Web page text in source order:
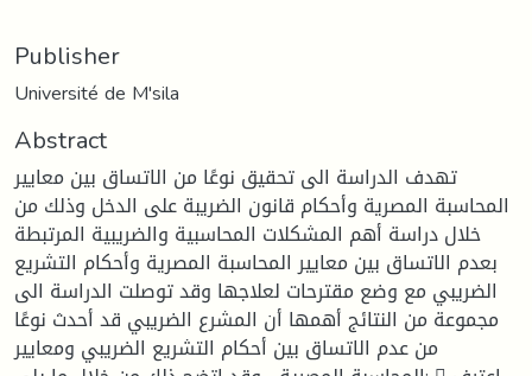
Publisher
Université de M'sila
Abstract
تهدف الدراسة الى تحقيق نوعًا من الاتساق بين معايير
المحاسبة المصرية وأحكام قانون الضريبة على الدخل وذلك من
خلال دراسة أهم المشكلات المحاسبية والضريبية المرتبطة
بعدم الاتساق بين معايير المحاسبة المصرية وأحكام التشريع
الضريبي مع وضع مقترحات لعلاجها وقد توصلت الدراسة الى
مجموعة من النتائج أهمها أن المشرع الضريبي قد أحدث نوعًا
من عدم الاتساق بين أحكام التشريع الضريبي ومعايير